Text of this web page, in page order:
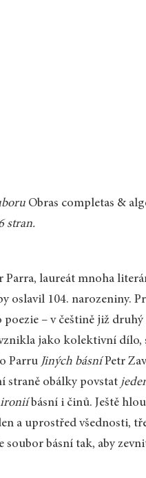
Obras completas &
stran.
laureát mnoha
oslavil 104. narozeniny.
– v češtině již
jako kolektivní dílo,
Parru Jiných básníPetr
straně obálky povstat
ironiíbásní i činů. Ještě
a uprostřed všednosti,
soubor básní tak, aby